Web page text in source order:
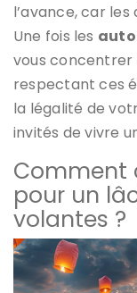
l’avance, car
Une fois les
vous concentrer
respectant ces
la légalité de
invités de vivre
Comment
pour un
volantes ?